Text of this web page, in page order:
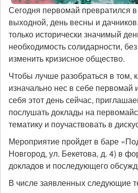
Сегодня первомай превратился
выходной, день весны и
только исторически значимый
необходимость солидарности,
изменить кризисное общество.
Чтобы лучше разобраться в том,
изначально нес в себе первомай
себя этот день сейчас,
послушать доклады на
тематику и поучаствовать в
Мероприятие пройдет в баре
Новгород, ул. Бекетова, д. 4) в
докладов и последующего
В числе заявленных следующие